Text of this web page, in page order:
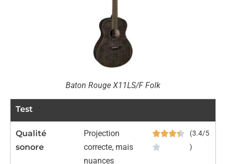
Baton Rouge X11LS/F Folk
Test
Qualité
sonore
Projection
correcte, mais
nuances
(3.4/5
)